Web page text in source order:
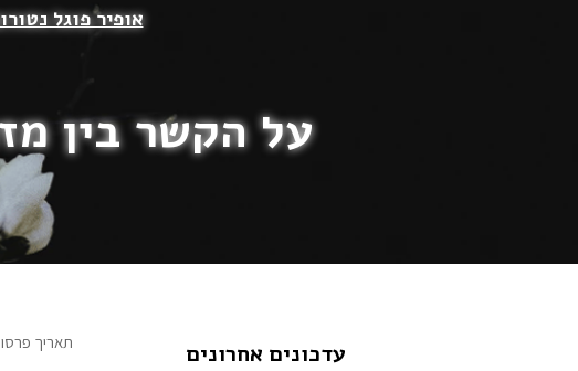
אופיר פוגל
על הקשר בין
תאריך פרסום: 21 בנובמבר עדכונים אחרונים